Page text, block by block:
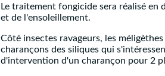
Le traitement fongicide sera réalisé
et de l'ensoleillement.
Côté insectes ravageurs, les
charançons des siliques qui
d'intervention d'un charançon pour 2